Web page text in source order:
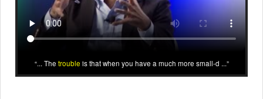
... The trouble is that when you have a much more small-d ...